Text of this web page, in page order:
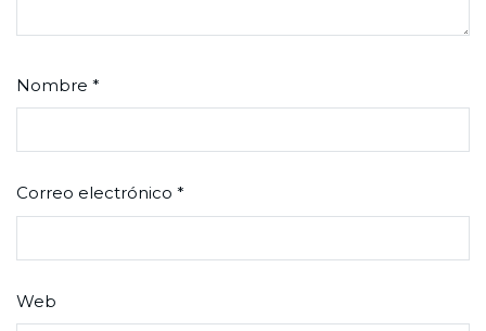
Nombre *
Correo electrónico *
Web